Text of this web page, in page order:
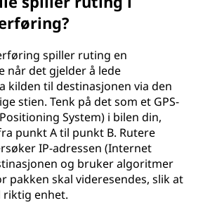
spiller ruting en
når det gjelder å lede
kilden til destinasjonen via den
stien. Tenk på det som et GPS-
System) i bilen din,
punkt A til punkt B. Rutere
IP-adressen (Internet
og bruker algoritmer
pakken skal videresendes, slik at
enhet.